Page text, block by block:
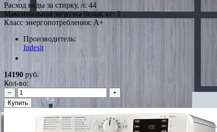
Расход воды за стирку, л: 44
Максимальная загрузка белья, кг: 5
Класс энергопотребления: A+
Производитель:
Indesit
*Наличие уточняйте у менеджера
14190 руб.
Кол-во:
−
+
Купить